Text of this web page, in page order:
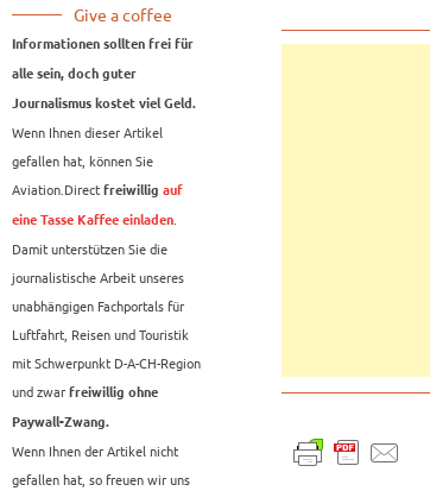
Give a coffee
Informationen sollten frei für
alle sein, doch guter
Journalismus kostet viel Geld.
Wenn Ihnen dieser Artikel
gefallen hat, können Sie
Aviation.Direct freiwillig auf
eine Tasse Kaffee einladen.
Damit unterstützen Sie die
journalistische Arbeit unseres
unabhängigen Fachportals für
Luftfahrt, Reisen und Touristik
mit Schwerpunkt D-A-CH-Region
und zwar freiwillig ohne
Paywall-Zwang.
Wenn Ihnen der Artikel nicht
gefallen hat, so freuen wir uns